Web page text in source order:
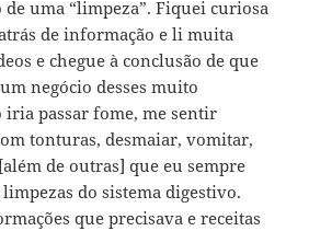
de uma “limpeza”. Fiquei curiosa
de informação e li muita
e chegue à conclusão de que
negócio desses muito
iria passar fome, me sentir
tonturas, desmaiar, vomitar,
de outras] que eu sempre
limpezas do sistema digestivo.
que precisava e receitas